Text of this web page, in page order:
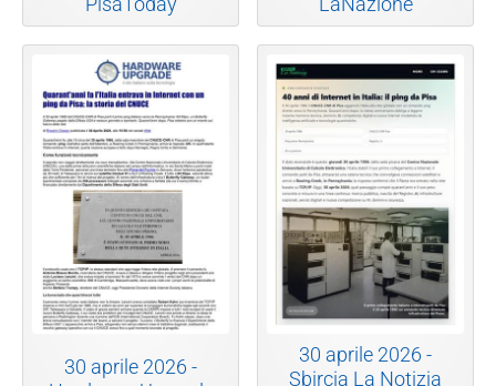
30 aprile 2026 -
30 aprile 2026 -
Sbircia La Notizia